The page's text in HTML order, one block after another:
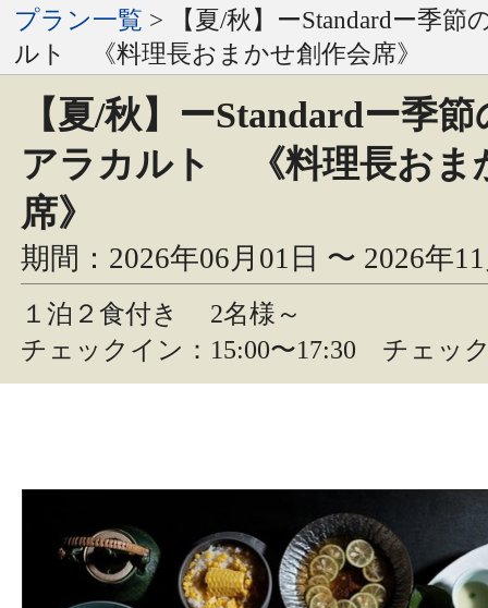
プラン一覧 > 【夏/秋】ーStandardー季節
ルト 《料理長おまかせ創作会席》
【夏/秋】ーStandardー季
アラカルト 《料理長おま
席》
期間：2026年06月01日 〜 2026年
１泊２食付き
2名様～
チェックイン：15:00〜17:30 チェッ